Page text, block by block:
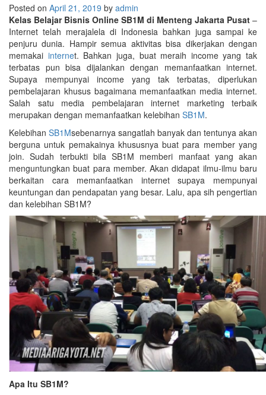
Posted on April 21, 2019 by admin
Kelas Belajar Bisnis Online SB1M di Menteng Jakarta Pusat –
Internet telah merajalela di Indonesia bahkan juga sampai ke
penjuru dunia. Hampir semua aktivitas bisa dikerjakan dengan
memakai internet. Bahkan juga, buat meraih income yang tak
terbatas pun bisa dijalankan dengan memanfaatkan internet.
Supaya mempunyai income yang tak terbatas, diperlukan
pembelajaran khusus bagaimana memanfaatkan media internet.
Salah satu media pembelajaran internet marketing terbaik
merupakan dengan memanfaatkan kelebihan SB1M.
Kelebihan SB1Msebenarnya sangatlah banyak dan tentunya akan
berguna untuk pemakainya khususnya buat para member yang
join. Sudah terbukti bila SB1M memberi manfaat yang akan
menguntungkan buat para member. Akan didapat ilmu-ilmu baru
berkaitan cara memanfaatkan internet supaya mempunyai
keuntungan dan pendapatan yang besar. Lalu, apa sih pengertian
dan kelebihan SB1M?
Apa Itu SB1M?